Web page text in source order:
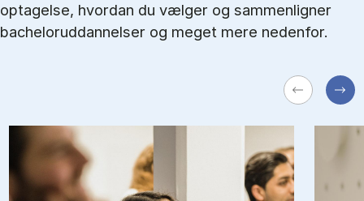
optagelse, hvordan du vælger og sammenligner
bacheloruddannelser og meget mere nedenfor.